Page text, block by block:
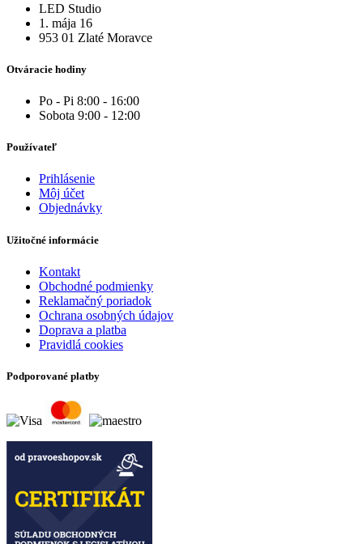
LED Studio
1. mája 16
953 01 Zlaté Moravce
Otváracie hodiny
Po - Pi 8:00 - 16:00
Sobota 9:00 - 12:00
Používateľ
Prihlásenie
Môj účet
Objednávky
Užitočné informácie
Kontakt
Obchodné podmienky
Reklamačný poriadok
Ochrana osobných údajov
Doprava a platba
Pravidlá cookies
Podporované platby